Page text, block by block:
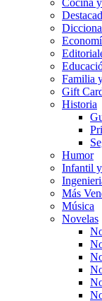
Cocina
Familia
Gift
Historia
Humor
Infantil
Más
Música
Novelas